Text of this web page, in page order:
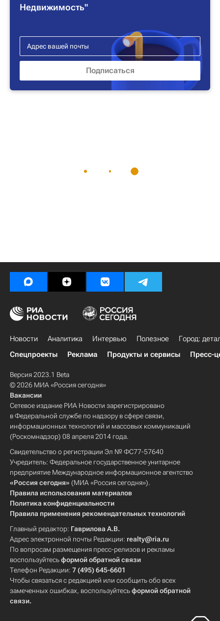
Недвижимость"
Новости Аналитика Интервью Полезное
Город:
Спецпроекты
Реклама Продукты и сервисы Пресс-
Версия 2023.1 Beta
© 2026 МИА «Россия сегодня»
Вакансии
Сетевое издание РИА Новости зарегистрировано
в Федеральной службе по надзору в сфере связи,
информационных технологий и массовых коммуникаций
(Роскомнадзор) 08 апреля 2014 года.
Свидетельство о регистрации Эл № ФС77-57640
Учредитель: Федеральное государственное унитарное
предприятие Международное информационное агентство
«Россия сегодня» (МИА «Россия сегодня»).
Правила использования материалов
Политика конфиденциальности
Правила применения рекомендательных технологий
Главный редактор: Гаврилова А.В.
Адрес электронной почты Редакции: realty@ria.ru
По вопросам размещения пресс-релизов и рекламы
воспользуйтесьформой обратной связи
Телефон Редакции: 7 (495) 645-6601
Чтобы связаться с редакцией или сообщить обо всех
замеченных ошибках, воспользуйтесьформой обратной
связи.